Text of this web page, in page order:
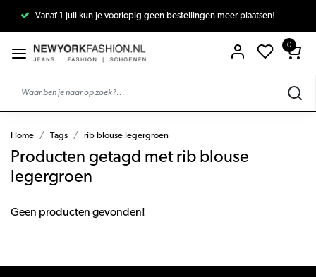
Vanaf 1 juli kun je voorlopig geen bestellingen meer plaatsen!
0
Home Tags rib blouse legergroen
Producten getagd met rib blouse
legergroen
Geen producten gevonden!